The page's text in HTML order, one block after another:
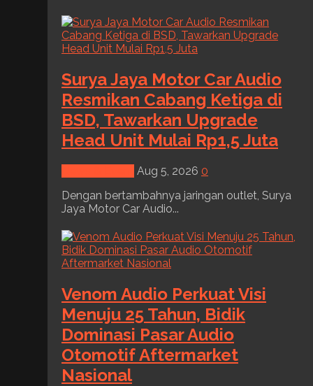
Surya Jaya Motor Car Audio
Resmikan Cabang Ketiga di
BSD, Tawarkan Upgrade
Head Unit Mulai Rp1,5 Juta
Aug 5, 2026 0
Dengan bertambahnya jaringan outlet, Surya
Jaya Motor Car Audio...
Venom Audio Perkuat Visi
Menuju 25 Tahun, Bidik
Dominasi Pasar Audio
Otomotif Aftermarket
Nasional